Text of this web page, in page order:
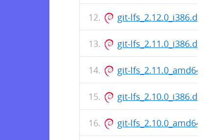
git-lfs_2.12.0_i386.deb
git-lfs_2.11.0_i386.deb
git-lfs_2.11.0_amd64.deb
git-lfs_2.10.0_i386.deb
git-lfs_2.10.0_amd64.deb